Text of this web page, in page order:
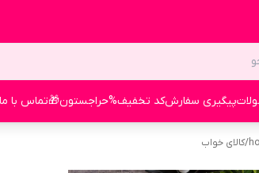
پیگیری سفارشکد تخفیف%حراجستون🎁تماس با ما
/کالای خواب